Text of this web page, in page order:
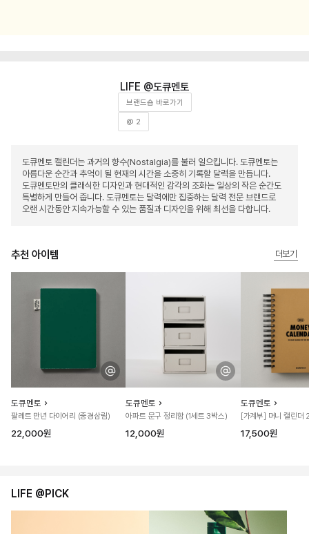
도큐멘토
브랜드숍 바로가기
@ 2
도큐멘토 캘린더는 과거의 향수(Nostalgia)를 불러 일으킵니다. 도큐멘토는
아름다운 순간과 추억이 될 현재의 시간을 소중히 기록할 달력을 만듭니다.
도큐멘토만의 클래식한 디자인과 현대적인 감각의 조화는 일상의 작은 순간도
특별하게 만들어 줍니다. 도큐멘토는 달력에만 집중하는 달력 전문 브랜드로
오랜 시간동안 지속가능할 수 있는 품질과 디자인을 위해 최선을 다합니다.
추천 아이템 더보기
도큐멘토
팔레트 만년 다이어리 (중경삼림)
22,000원
도큐멘토
아파트 문구 정리함 (1세트 3박스)
12,000원
도큐멘토
[가계부] 머니 캘린더
17,500원
LIFE @PICK